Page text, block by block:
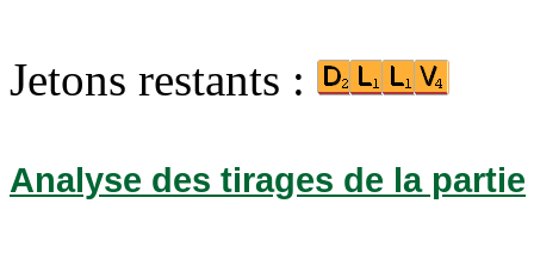
Jetons restants :
Analyse des tirages de la partie